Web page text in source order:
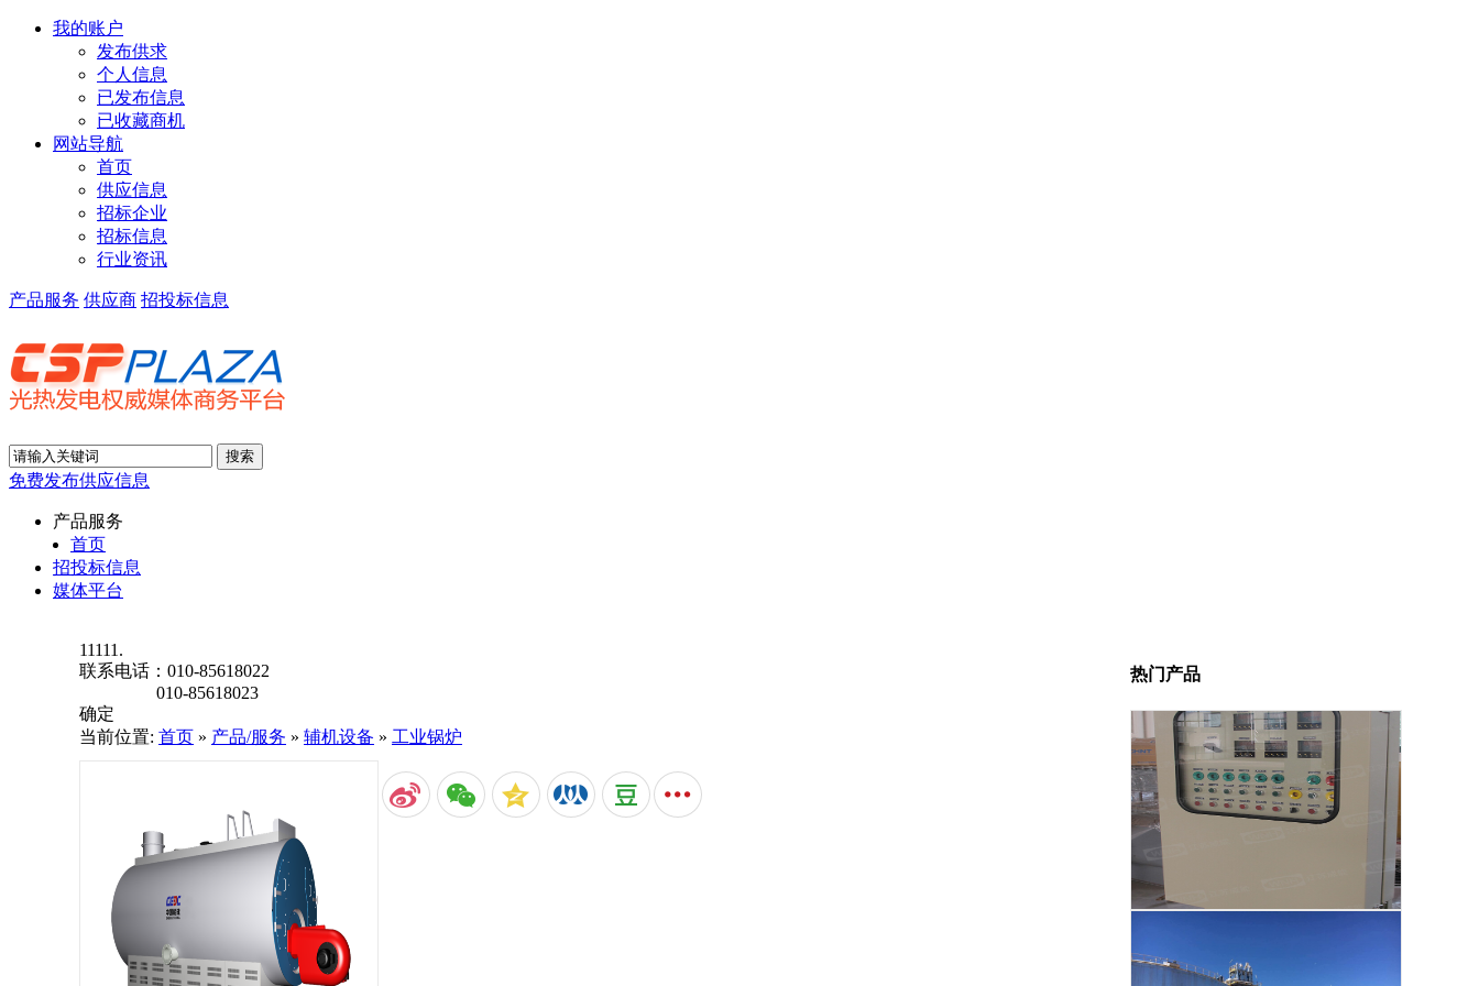
我的账户
发布供求
个人信息
已发布信息
已收藏商机
网站导航
首页
供应信息
招标企业
招标信息
行业资讯
产品服务 供应商 招投标信息
免费发布供应信息
产品服务
首页
招投标信息
媒体平台
热门产品
11111.
联系电话： 010-85618022
010-85618023
确定
当前位置: 首页 » 产品/服务 » 辅机设备 » 工业锅炉